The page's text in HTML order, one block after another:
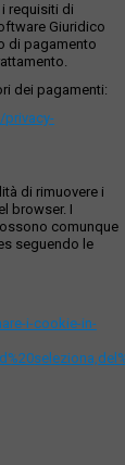
requisiti di
Giuridico
di pagamento
dei pagamenti:
privacy-
di rimuovere i
browser. I
comunque
seguendo le
i-cookie-in-